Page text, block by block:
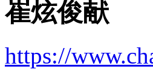
崔炫俊献
https://